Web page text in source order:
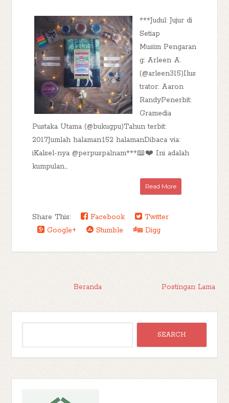
***Judul: Jujur di
Setiap
Musim Pengaran
g: Arleen A.
(@arleen315)Ilus
trator: Aaron
RandyPenerbit:
Gramedia
Pustaka Utama (@bukugpu)Tahun terbit:
2017Jumlah halaman:152 halamanDibaca via:
iKalsel-nya @perpuspalnam***📖❤️ Ini adalah
kumpulan...
Read More
Share This: Facebook
Twitter
Google+
Stumble Digg
Postingan Lama
Beranda